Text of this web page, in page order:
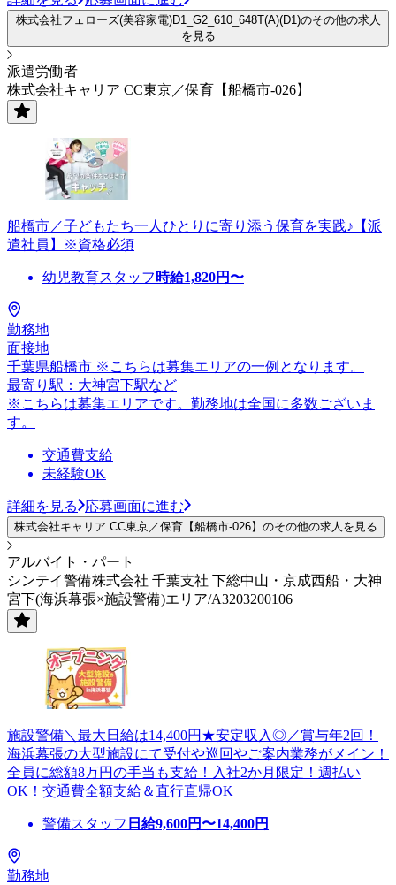
株式会社フェローズ(美容家電)D1_G2_610_648T(A)(D1)のその他の求人
を見る
派遣労働者
株式会社キャリア CC東京／保育【船橋市-026】
船橋市／子どもたち一人ひとりに寄り添う保育を実践♪【派
遣社員】※資格必須
幼児教育スタッフ 時給1,820円〜
勤務地
面接地
千葉県船橋市 ※こちらは募集エリアの一例となります。
最寄り駅：大神宮下駅など
※こちらは募集エリアです。勤務地は全国に多数ございま
す。
交通費支給
未経験OK
詳細を見る 応募画面に進む
株式会社キャリア CC東京／保育【船橋市-026】のその他の求人を見る
アルバイト・パート
シンテイ警備株式会社 千葉支社 下総中山・京成西船・大神
宮下(海浜幕張×施設警備)エリア/A3203200106
施設警備＼最大日給は14,400円★安定収入◎／賞与年2回！
海浜幕張の大型施設にて受付や巡回やご案内業務がメイン！
全員に総額8万円の手当も支給！入社2か月限定！週払い
OK！交通費全額支給＆直行直帰OK
警備スタッフ 日給9,600円〜14,400円
勤務地